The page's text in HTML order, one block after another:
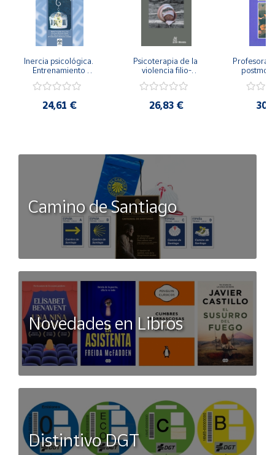
Inercia psicológica.
Entrenamiento
Igualdad de Género.
24,61 €
Psicoterapia de la
violencia filio-
secreto y la
26,83 €
Camino de Santiago
Novedades en Libros
Distintivo DGT